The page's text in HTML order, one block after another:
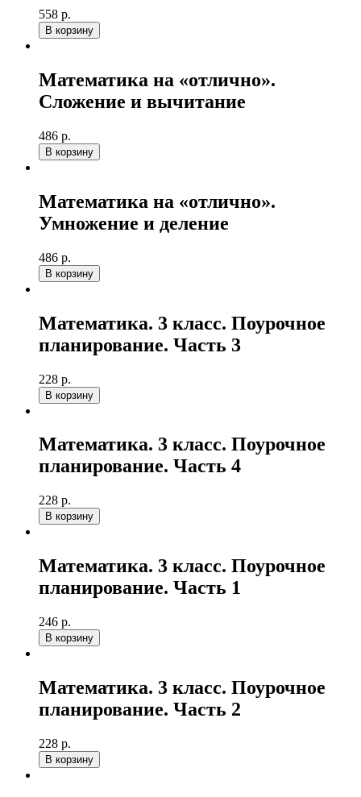
558 р.
В корзину
Математика на «отлично».
Сложение и вычитание
486 р.
В корзину
Математика на «отлично».
Умножение и деление
486 р.
В корзину
Математика. 3 класс. Поурочное
планирование. Часть 3
228 р.
В корзину
Математика. 3 класс. Поурочное
планирование. Часть 4
228 р.
В корзину
Математика. 3 класс. Поурочное
планирование. Часть 1
246 р.
В корзину
Математика. 3 класс. Поурочное
планирование. Часть 2
228 р.
В корзину